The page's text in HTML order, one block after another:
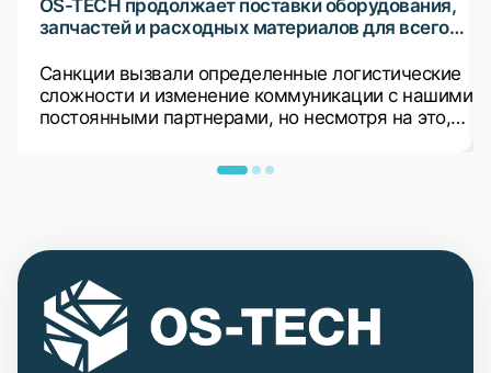
OS-TECH продолжает поставки оборудования,
запчастей и расходных материалов для всего
Санкции вызвали определенные логистические
сложности и изменение коммуникации с нашими
постоянными партнерами, но несмотря на это,
оборудования, запчастей и расходных